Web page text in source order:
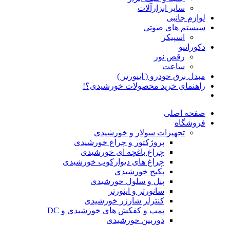
سایر ابزارآلات
لوازم جانبی
سیستم های صوتی
اسپیکر
دکوراتیو
رقص نور
ساعت
مبدل برق خودرو ( اینورتر )
راهنمای خرید محصولات خورشیدی؟!
صفحه اصلی
فروشگاه
تجهیزات سولار و خورشیدی
پروژکتور و چراغ خورشیدی
چراغ باغچه ای خورشیدی
چراغ های دیوارکوب خورشیدی
پکیج خورشیدی
پنل و سلول خورشیدی
سانورتر و اینورتر
کنترلر شارژر خورشیدی
پمپ و کفکش های خورشیدی و DC
دوربین خورشیدی